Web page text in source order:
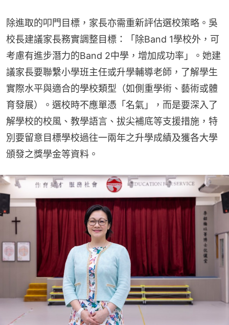
除進取的叩門目標，家長亦需重新評估選校策略。吳
校長建議家長務實調整目標：「除Band 1學校外，可
考慮有進步潛力的Band 2中學，增加成功率」。她建
議家長要聯繫小學班主任或升學輔導老師，了解學生
實際水平與適合的學校類型（如側重學術、藝術或體
育發展）。選校時不應單憑「名氣」，而是要深入了
解學校的校風、教學語言、拔尖補底等支援措施，特
別要留意目標學校過往一兩年之升學成績及獲各大學
頒發之獎學金等資料。